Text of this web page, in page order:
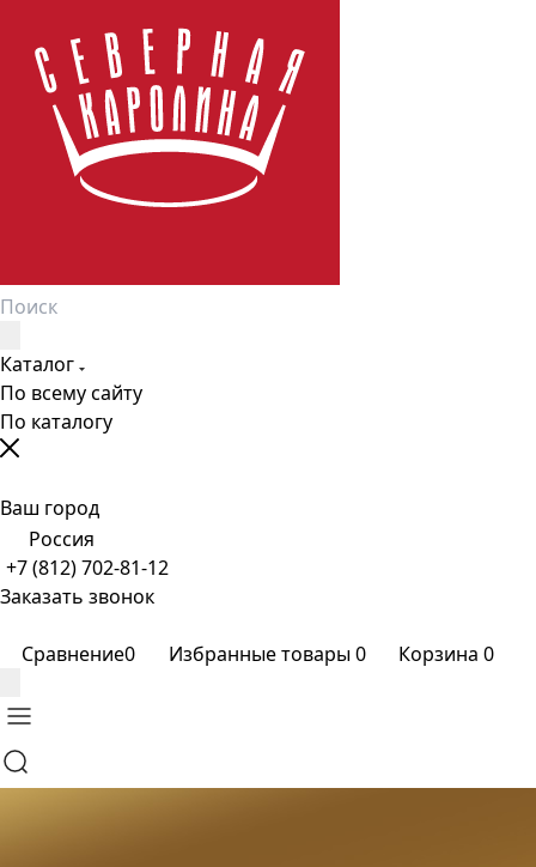
Каталог
По всему сайту
По каталогу
Ваш город
Россия
+7 (812) 702-81-12
Заказать звонок
Сравнение0 Избранные товары0 Корзина 0